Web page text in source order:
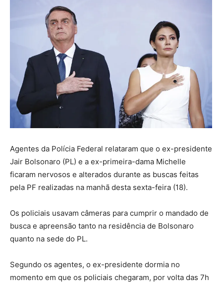
Agentes da Polícia Federal relataram que o ex-presidente
Jair Bolsonaro (PL) e a ex-primeira-dama Michelle
ficaram nervosos e alterados durante as buscas feitas
pela PF realizadas na manhã desta sexta-feira (18).
Os policiais usavam câmeras para cumprir o mandado de
busca e apreensão tanto na residência de Bolsonaro
quanto na sede do PL.
Segundo os agentes, o ex-presidente dormia no
momento em que os policiais chegaram, por volta das 7h